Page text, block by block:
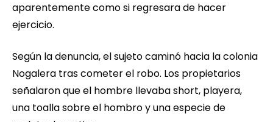
aparentemente como si regresara de hacer
ejercicio.
Según la denuncia, el sujeto caminó hacia la colonia
Nogalera tras cometer el robo. Los propietarios
señalaron que el hombre llevaba short, playera,
una toalla sobre el hombro y una especie de